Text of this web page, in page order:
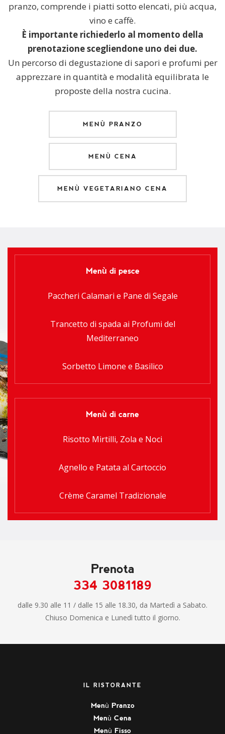
pranzo, comprende i piatti sotto elencati, più acqua,
vino e caffè.
È importante richiederlo al momento della
prenotazione scegliendone uno dei due.
Un percorso di degustazione di sapori e profumi per
apprezzare in quantità e modalità equilibrata le
proposte della nostra cucina.
MENÙ PRANZO
MENÙ CENA
MENÙ VEGETARIANO CENA
Menù di pesce
Paccheri Calamari e Pane di Segale
Trancetto di spada ai Profumi del
Mediterraneo
Sorbetto Limone e Basilico
Menù di carne
Risotto Mirtilli, Zola e Noci
Agnello e Patata al Cartoccio
Crème Caramel Tradizionale
Prenota
334 3081189
dalle 9.30 alle 11 / dalle 15 alle 18.30, da Martedì a Sabato.
Chiuso Domenica e Lunedì tutto il giorno.
IL RISTORANTE
Menù Pranzo
Menù Cena
Menù Fisso